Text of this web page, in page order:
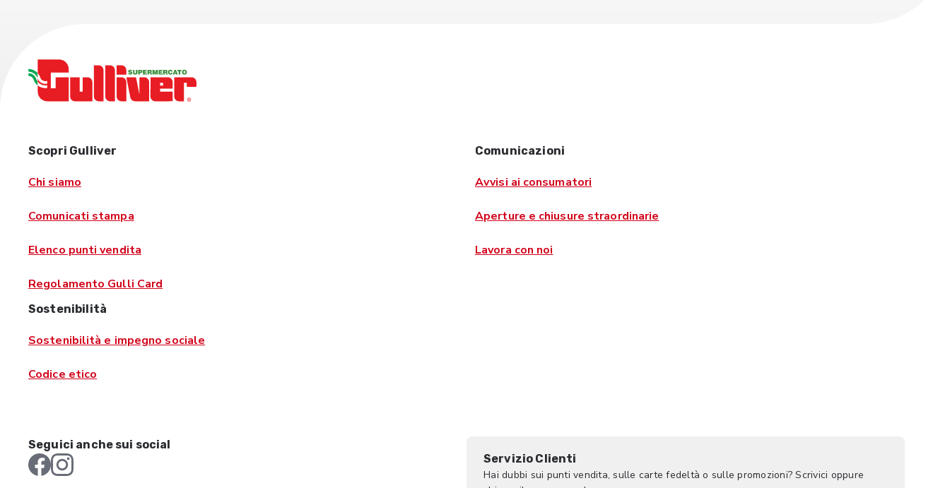
Scopri Gulliver
Chi siamo
Comunicati stampa
Elenco punti vendita
Regolamento Gulli Card
Comunicazioni
Avvisi ai consumatori
Aperture e chiusure straordinarie
Lavora con noi
Sostenibilità
Sostenibilità e impegno sociale
Codice etico
Seguici anche sui social
Servizio Clienti
Hai dubbi sui punti vendita, sulle carte fedeltà o sulle promozioni? Scrivici oppure